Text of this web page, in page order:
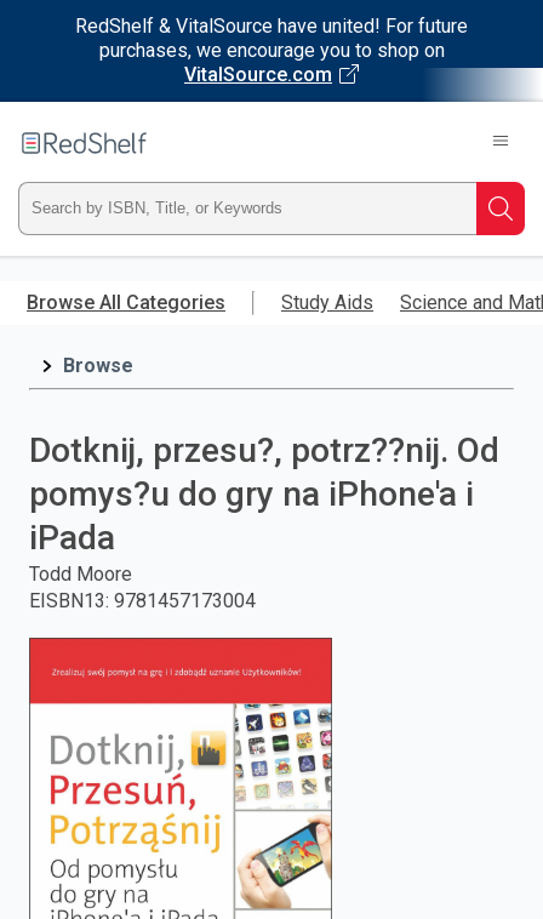
RedShelf & VitalSource have united! For future
purchases, we encourage you to shop on
VitalSource.com
main
RedShelf
Type
ISBN,
Title,
press
enter
to
Browse All Categories Study Aids Science and
Browse
Dotknij, przesu?, potrz??nij. Od
pomys?u do gry na iPhone'a i
iPada
Todd Moore
EISBN13: 9781457173004